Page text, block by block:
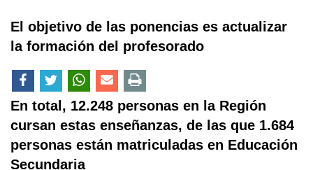
El objetivo de las ponencias es actualizar
la formación del profesorado
En total, 12.248 personas en la Región
cursan estas enseñanzas, de las que 1.684
personas están matriculadas en Educación
Secundaria